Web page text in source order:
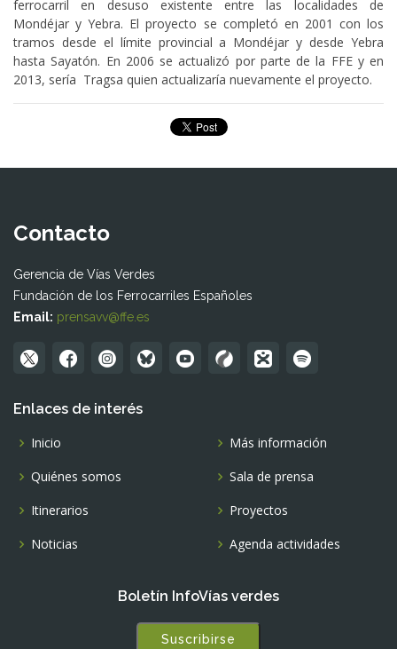
ferrocarril en desuso existente entre las localidades de
Mondéjar y Yebra. El proyecto se completó en 2001 con los
tramos desde el límite provincial a Mondéjar y desde Yebra
hasta Sayatón. En 2006 se actualizó por parte de la FFE y en
2013, sería Tragsa quien actualizaría nuevamente el proyecto.
Contacto
Gerencia de Vías Verdes
Fundación de los Ferrocarriles Españoles
Email: prensavv@ffe.es
Enlaces de interés
Inicio
Quiénes somos
Itinerarios
Noticias
Más información
Sala de prensa
Proyectos
Agenda actividades
Boletín InfoVías verdes
Suscribirse